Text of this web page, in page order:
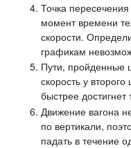
Точка
момент времени
скорости.
графикам
Пути, пройденные
скорость у
быстрее достигнет
Движение вагона
по вертикали,
падать в течение